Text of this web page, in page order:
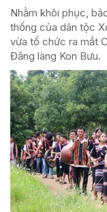
Nhằm khôi phục,
thống của dân tộc
vừa tổ chức ra mắt
Đăng làng Kon Bưu.